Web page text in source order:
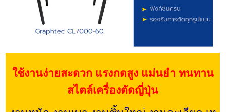
ใช้งานง่ายสะดวก แรงกดสูง แม่นยำ ทนทาน
สไตล์เครื่องตัดญี่ปุ่น